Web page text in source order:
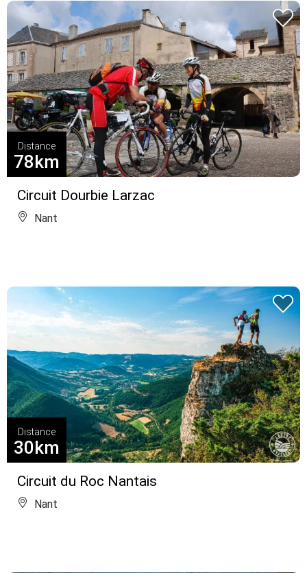
Circuit Dourbie Larzac
Distance
78km
Nant
Circuit du Roc Nantais
Distance
30km
Nant